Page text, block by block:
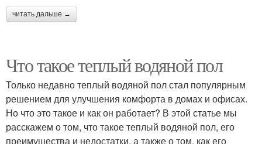
читать дальше →
Что такое теплый водяной пол
Только недавно теплый водяной пол стал популярным
решением для улучшения комфорта в домах и офисах.
Но что это такое и как он работает? В этой статье мы
расскажем о том, что такое теплый водяной пол, его
преимущества и недостатки, а также о том, как его